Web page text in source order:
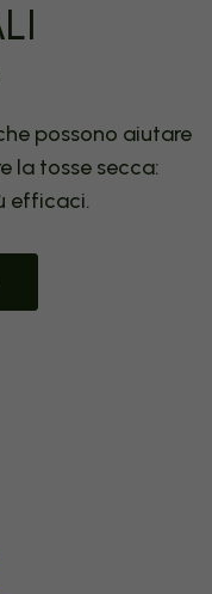
possono aiutare
la tosse secca:
efficaci.